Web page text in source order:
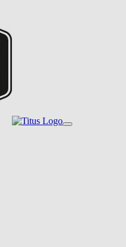
Toggle